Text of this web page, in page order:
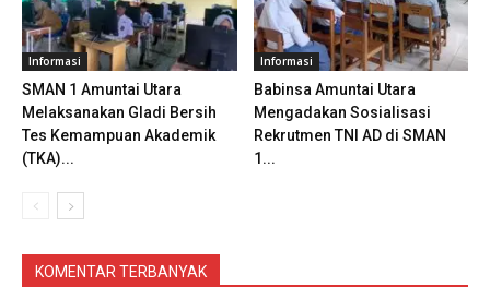
Informasi
SMAN 1 Amuntai Utara
Melaksanakan Gladi Bersih
Tes Kemampuan Akademik
(TKA)...
Informasi
Babinsa Amuntai Utara
Mengadakan Sosialisasi
Rekrutmen TNI AD di SMAN
1...
KOMENTAR TERBANYAK